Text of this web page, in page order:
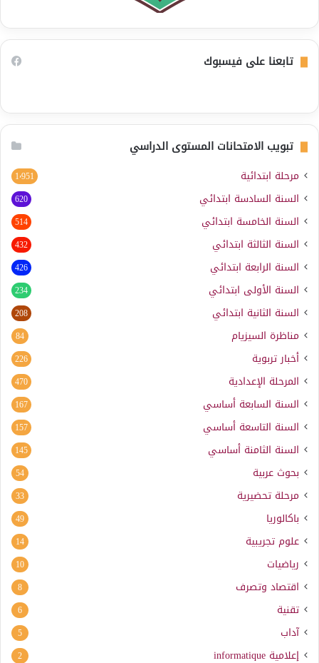
تابعنا على فيسبوك
تبويب الامتحانات المستوى الدراسي
مرحلة ابتدائية 1٬951
السنة السادسة ابتدائي 620
السنة الخامسة ابتدائي 514
السنة الثالثة ابتدائي 432
السنة الرابعة ابتدائي 426
السنة الأولى ابتدائي 234
السنة الثانية ابتدائي 208
مناظرة السيزيام 84
أخبار تربوية 226
المرحلة الإعدادية 470
السنة السابعة أساسي 167
السنة التاسعة أساسي 157
السنة الثامنة أساسي 145
بحوث عربية 54
مرحلة تحضيرية 33
باكالوريا 49
علوم تجريبية 14
رياضيات 10
اقتصاد وتصرف 8
تقنية 6
آداب 5
إعلامية informatique
2